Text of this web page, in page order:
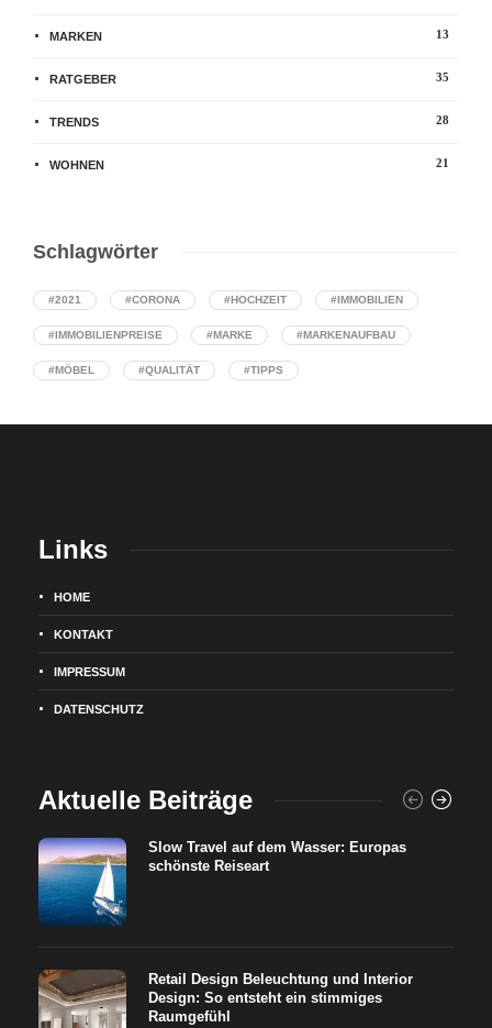
MARKEN 13
RATGEBER 35
TRENDS 28
WOHNEN 21
Schlagwörter
#2021 #CORONA #HOCHZEIT #IMMOBILIEN
#IMMOBILIENPREISE #MARKE #MARKENAUFBAU
#MÖBEL #QUALITÄT #TIPPS
Links
HOME
KONTAKT
IMPRESSUM
DATENSCHUTZ
Aktuelle Beiträge
Slow Travel auf dem Wasser: Europas
schönste Reiseart
Retail Design Beleuchtung und Interior
Design: So entsteht ein stimmiges
Raumgefühl